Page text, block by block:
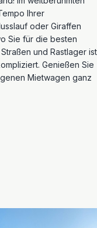
Ihrer
oder Giraffen
Sie für die besten
und Rastlager ist
Genießen Sie
Mietwagen ganz